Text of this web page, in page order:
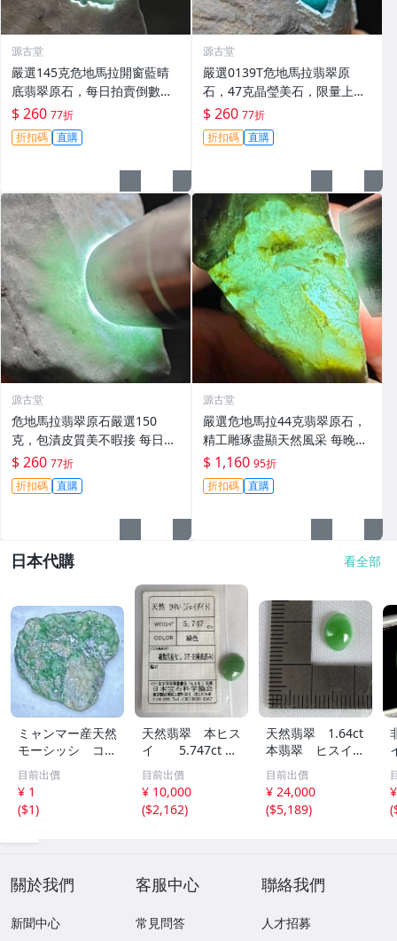
源古堂
嚴選145克危地馬拉開窗藍晴
底翡翠原石，每日拍賣倒數計
時，即刻競拍。危地馬拉翡翠
擬價 藍色翡翠 晶塊 夜拍截標
十一點
$ 260 77折
折扣碼 直購
源古堂
嚴選0139T危地馬拉翡翠原
石，47克晶瑩美石，限量上
拍，今夜11點截標！真實成交
等你來。危地馬拉 翡翠原石 拍
賣
$ 260 77折
折扣碼 直購
源古堂
危地馬拉翡翠原石嚴選150
克，包漬皮質美不暇接 每日拍
賣晚11點截標 真實成交 危地
馬拉、翡翠原石、包漿皮
$ 260 77折
折扣碼 直購
源古堂
嚴選危地馬拉44克翡翠原石，
精工雕琢盡顯天然風采 每晚11
點截標 日拍推薦 危地馬拉 翡
翠原石 雕琢作品
$ 1,160 95折
折扣碼 直購
日本代購 看全部
ミャンマー産天然
モーシッシ コス
モクロア 翡翠輝
石 原石20.16g^
^激レア石^ ^
目前出價
¥ 1
($1)
天然翡翠 本ヒス
イ 5.747ct 日
宝協ソーティン
グ ルース
天然ひすい
目前出價
¥ 10,000
($2,162)
天然翡翠 1.64ct
本翡翠 ヒスイ
ジェイダイト ル
ース
目前出價
¥ 24,000
($5,189)
(
關於我們
新聞中心
客服中心
常見問答
聯絡我們
人才招募